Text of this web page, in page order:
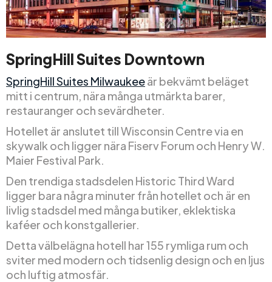
SpringHill Suites Downtown
SpringHill Suites Milwaukeeär bekvämt beläget
mitt i centrum, nära många utmärkta barer,
restauranger och sevärdheter.
Hotellet är anslutet till Wisconsin Centre via en
skywalk och ligger nära Fiserv Forum och Henry W.
Maier Festival Park.
Den trendiga stadsdelen Historic Third Ward
ligger bara några minuter från hotellet och är en
livlig stadsdel med många butiker, eklektiska
kaféer och konstgallerier.
Detta välbelägna hotell har 155 rymliga rum och
sviter med modern och tidsenlig design och en ljus
och luftig atmosfär.